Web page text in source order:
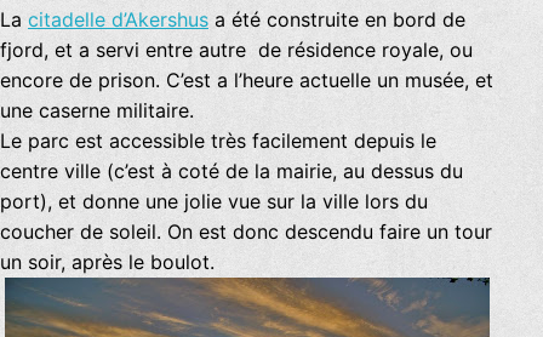
La citadelle d’Akershus a été construite en bord de
fjord, et a servi entre autre de résidence royale, ou
encore de prison. C’est a l’heure actuelle un musée, et
une caserne militaire.
Le parc est accessible très facilement depuis le
centre ville (c’est à coté de la mairie, au dessus du
port), et donne une jolie vue sur la ville lors du
coucher de soleil. On est donc descendu faire un tour
un soir, après le boulot.